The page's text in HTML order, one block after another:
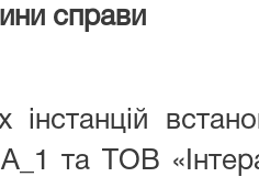
справи
інстанцій
та ТОВ